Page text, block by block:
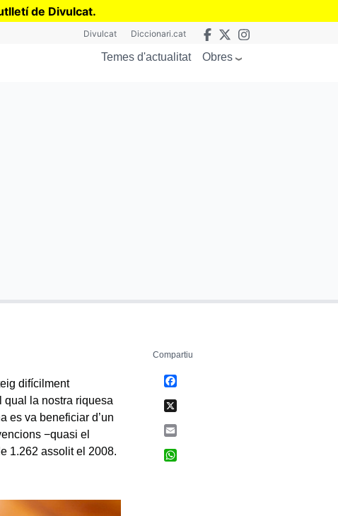
de Divulcat.
Divulcat Diccionari.cat
Temes d'actualitat Obres
difícilment
qual la nostra riquesa
es va beneficiar d’un
−quasi el
1.262 assolit el 2008.
Compartiu